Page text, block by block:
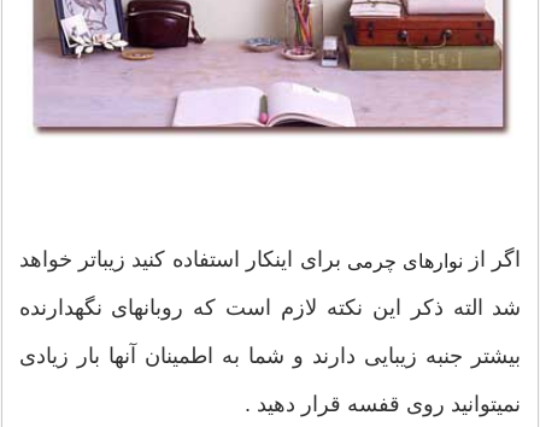
اگر از نوارهای چرمی برای اینکار استفاده کنید زیباتر خواهد
شد الته ذکر این نکته لازم است که روبانهای نگهدارنده
بیشتر جنبه زیبایی دارند و شما به اطمینان آنها بار زیادی
نمیتوانید روی قفسه قرار دهید .